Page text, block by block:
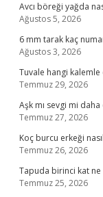
Avcı böreği yağda
Ağustos 5, 2026
6 mm tarak kaç
Ağustos 3, 2026
Tuvale hangi kalemle
Temmuz 29, 2026
Aşk mı sevgi mi
Temmuz 27, 2026
Koç burcu erkeği
Temmuz 26, 2026
Tapuda birinci kat ne
Temmuz 25, 2026